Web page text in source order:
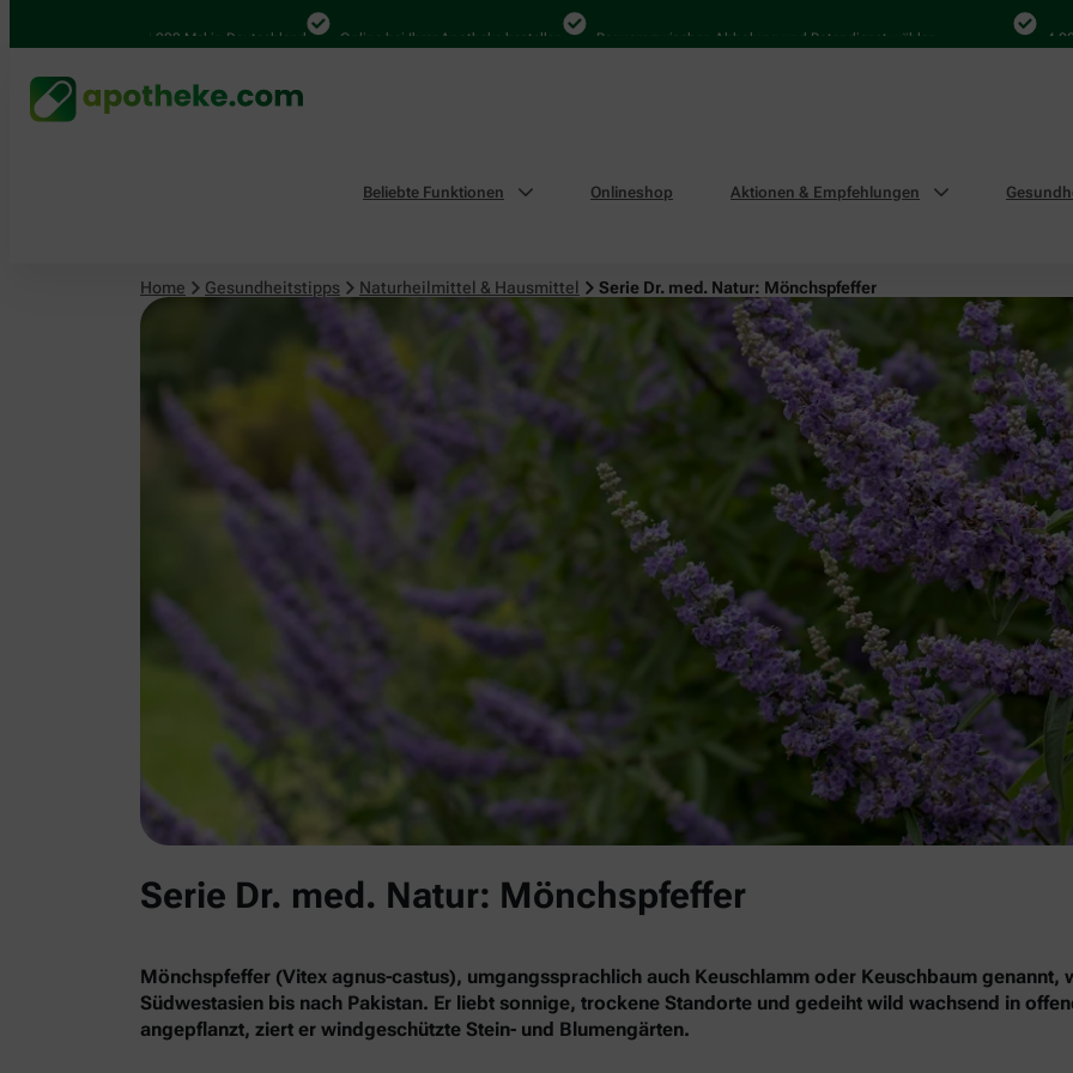
4.000 Mal in Deutschland Online bei Ihrer Apotheke bestellen Bequem zwischen Abholung und Botendienst wählen 4.000
Beliebte Funktionen Onlineshop Aktionen & Empfehlungen
Home Gesundheitstipps Naturheilmittel & Hausmittel Serie Dr. med. Natur: Mönchspfeffer
Naturheilmittel & Hausmittel
Serie Dr. med. Natur: Mönchspfeffer
Mönchspfeffer (Vitex agnus-castus), umgangssprachlich auch Keuschlamm oder Keuschbaum
Südwestasien bis nach Pakistan. Er liebt sonnige, trockene Standorte und gedeiht wild wachsend in
angepflanzt, ziert er windgeschützte Stein- und Blumengärten.